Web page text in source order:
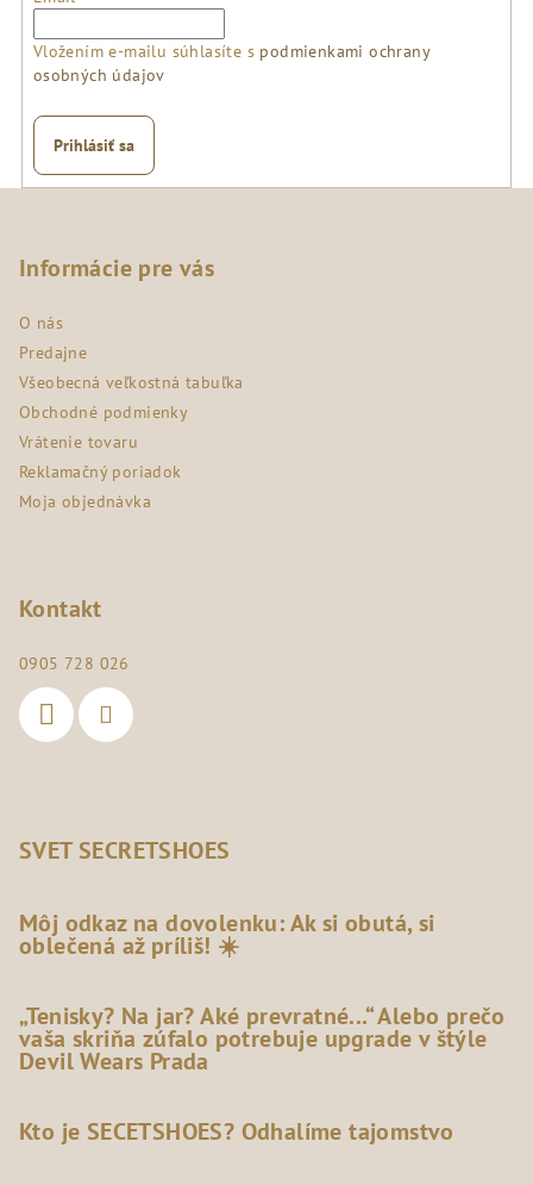
Vložením e-mailu súhlasíte s podmienkami ochrany
osobných údajov
Prihlásiť sa
Informácie pre vás
O nás
Predajne
Všeobecná veľkostná tabuľka
Obchodné podmienky
Vrátenie tovaru
Reklamačný poriadok
Moja objednávka
Kontakt
0905 728 026
SVET SECRETSHOES
Môj odkaz na dovolenku: Ak si obutá, si
oblečená až príliš! ☀️
„Tenisky? Na jar? Aké prevratné...“ Alebo prečo
vaša skriňa zúfalo potrebuje upgrade v štýle
Devil Wears Prada
Kto je SECETSHOES? Odhalíme tajomstvo